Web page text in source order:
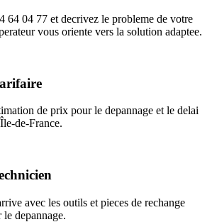
64 04 77 et decrivez le probleme de votre
vous oriente vers la solution adaptee.
de prix pour le depannage et le delai
de-France.
avec les outils et pieces de rechange
le depannage.